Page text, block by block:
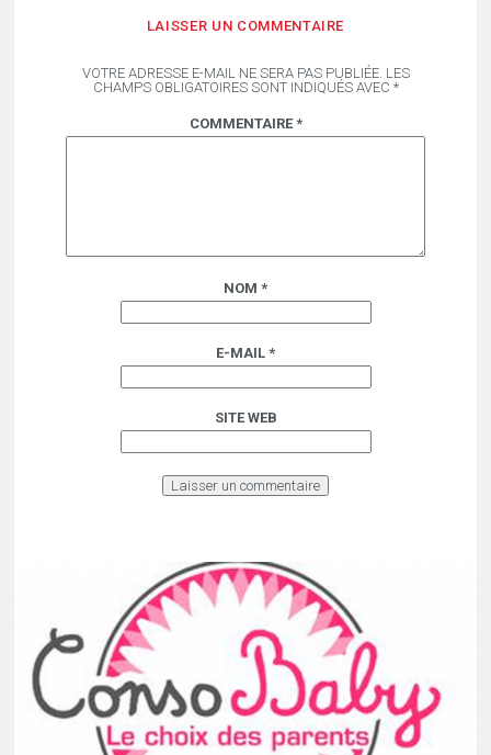
LAISSER UN COMMENTAIRE
VOTRE ADRESSE E-MAIL NE SERA PAS PUBLIÉE. LES
CHAMPS OBLIGATOIRES SONT INDIQUÉS AVEC *
COMMENTAIRE *
NOM *
E-MAIL *
SITE WEB